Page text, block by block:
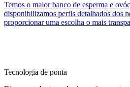
Temos o maior banco de esperma e
disponibilizamos perfis detalhados dos
proporcionar uma escolha o mais
Tecnologia de ponta